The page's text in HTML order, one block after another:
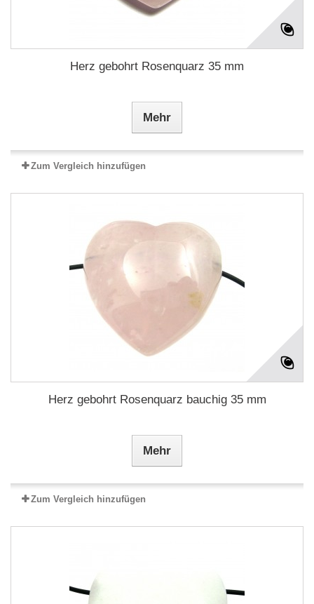
Herz gebohrt Rosenquarz 35 mm
Mehr
Zum Vergleich hinzufügen
Herz gebohrt Rosenquarz bauchig 35 mm
Mehr
Zum Vergleich hinzufügen